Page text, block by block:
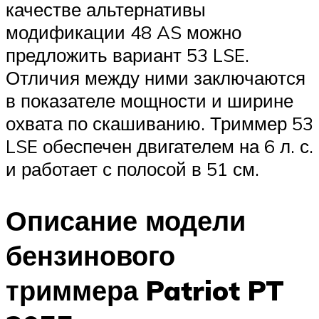
качестве альтернативы
модификации 48 AS можно
предложить вариант 53 LSE.
Отличия между ними заключаются
в показателе мощности и ширине
охвата по скашиванию. Триммер 53
LSE обеспечен двигателем на 6 л. с.
и работает с полосой в 51 см.
Описание модели
бензинового
триммера Patriot PT